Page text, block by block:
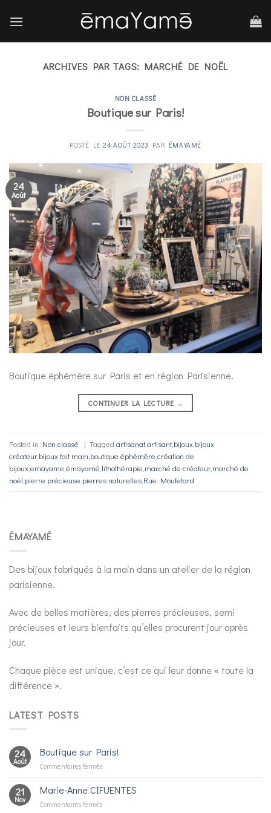
ARCHIVES PAR TAGS: MARCHÉ DE NOËL
NON CLASSÉ
Boutique sur Paris!
POSTÉ LE24 AOÛT 2023 PAR ĒMAYAMĒ
24
Août
Boutique éphémère sur Paris et en région Parisienne.
CONTINUER LA LECTURE →
Posted in Non classé | Tagged artisanat,artisant,bijoux bijoux
créateur,bijoux fait main boutique éphémère création de
bijouxemayame émayamé lithothérapie marché de créateur,marché de
noël pierre précieuse pierres naturelles Rue Moufetard
ĒMAYAMĒ
Des bijoux fabriqués à la main dans un atelier de la région
parisienne.
Avec de belles matières, des pierres précieuses, semi
précieuses et leurs bienfaits qu’elles procurent jour après
jour.
Chaque pièce est unique, c’est ce qui leur donne « toute la
différence ».
LATEST POSTS
24
Août
Boutique sur Paris!
Commentaires ferméssur
sur
Paris!
21
Nov
Marie-Anne CIFUENTES
Commentaires ferméssur